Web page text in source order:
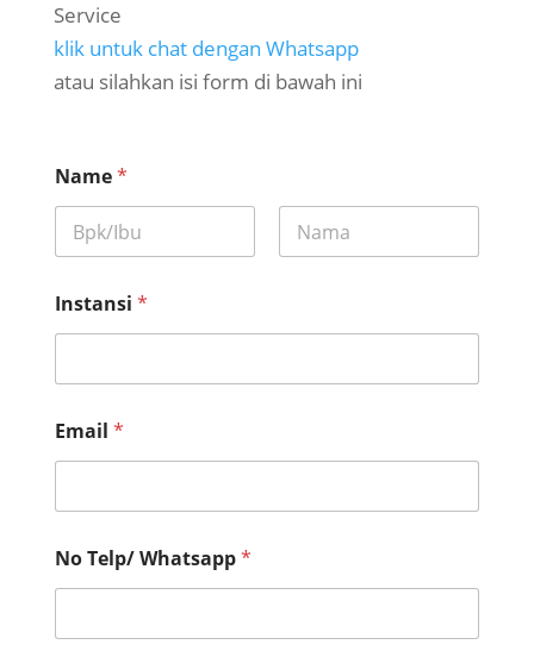
Service
klik untuk chat dengan Whatsapp
atau silahkan isi form di bawah ini
Name*
e
s
r
a
*
*
Instansi *
Email *
No Telp/ Whatsapp*